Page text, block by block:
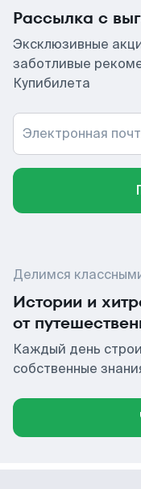
Рассылка с
Эксклюзивные
заботливые
Купибилета
Электронная
Делимся
Истории и
от
Каждый день
собственные